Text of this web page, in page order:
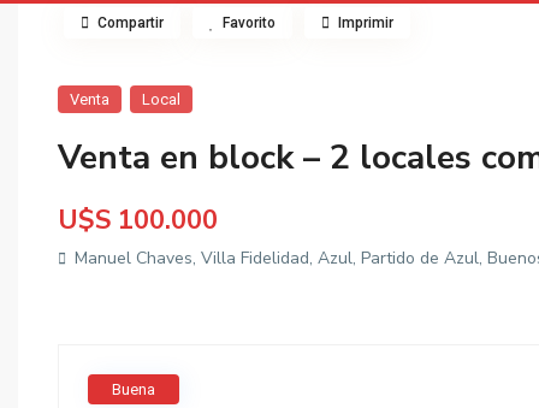
Venta Local
Venta en block – 2 locales
U$S 100.000
Manuel Chaves, Villa Fidelidad, Azul, Partido de Azul,
Compartir Favorito Imprimir
Buena